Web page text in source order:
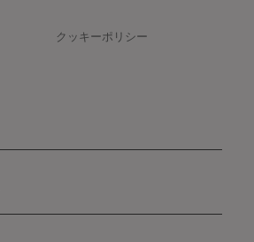
クッキーポリシー